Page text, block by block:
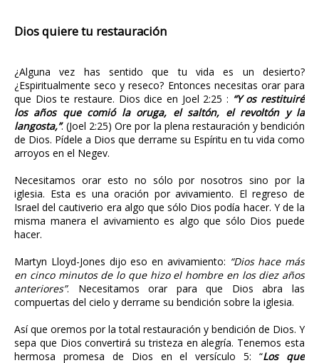
Dios quiere tu restauración
¿Alguna vez has sentido que tu vida es un desierto?
¿Espiritualmente seco y reseco? Entonces necesitas orar para
que Dios te restaure. Dios dice en Joel 2:25 : “Y os restituiré
los años que comió la oruga, el saltón, el revoltón y la
langosta,”. (Joel 2:25) Ore por la plena restauración y bendición
de Dios. Pídele a Dios que derrame su Espíritu en tu vida como
arroyos en el Negev.
Necesitamos orar esto no sólo por nosotros sino por la
iglesia. Esta es una oración por avivamiento. El regreso de
Israel del cautiverio era algo que sólo Dios podía hacer. Y de la
misma manera el avivamiento es algo que sólo Dios puede
hacer.
Martyn Lloyd-Jones dijo eso en avivamiento: “Dios hace más
en cinco minutos de lo que hizo el hombre en los diez años
anteriores”. Necesitamos orar para que Dios abra las
compuertas del cielo y derrame su bendición sobre la iglesia.
Así que oremos por la total restauración y bendición de Dios. Y
sepa que Dios convertirá su tristeza en alegría. Tenemos esta
hermosa promesa de Dios en el versículo 5: “Los que